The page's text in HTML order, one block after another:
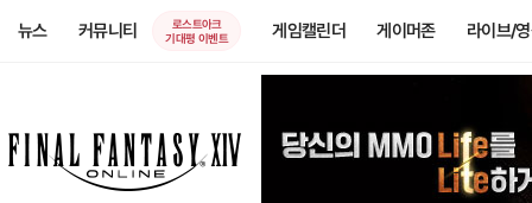
뉴스 커뮤니티
로스트아크
기대평 이벤트
게임캘린더 게이머존 라이브/